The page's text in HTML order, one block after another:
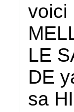
voici
LE
DE
sa